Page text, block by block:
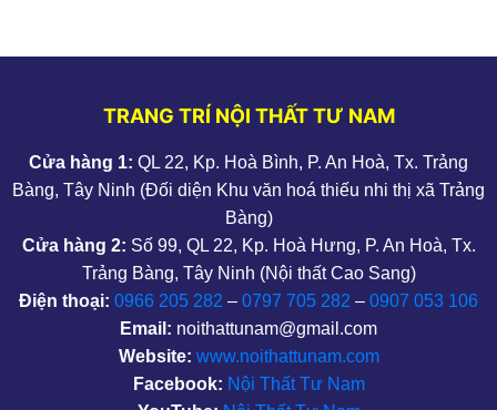
TRANG TRÍ NỘI THẤT TƯ NAM
Cửa hàng 1: QL 22, Kp. Hoà Bình, P. An Hoà, Tx. Trảng
Bàng, Tây Ninh (Đối diện Khu văn hoá thiếu nhi thị xã Trảng
Bàng)
Cửa hàng 2: Số 99, QL 22, Kp. Hoà Hưng, P. An Hoà, Tx.
Trảng Bàng, Tây Ninh (Nội thất Cao Sang)
Điện thoại: 0966 205 282 – 0797 705 282 – 0907 053 106
Email: noithattunam@gmail.com
Website: www.noithattunam.com
Facebook: Nội Thất Tư Nam